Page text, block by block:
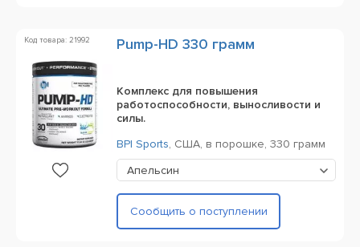
Код товара: 21992 Pump-HD 330 грамм
Комплекс для повышения
работоспособности, выносливости и
силы.
BPI Sports, США, в порошке, 330 грамм
Апельсин
Сообщить о поступлении